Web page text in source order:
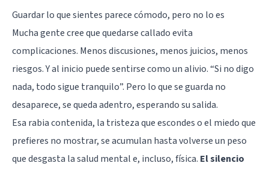
Guardar lo que sientes parece cómodo, pero no lo es
Mucha gente cree que quedarse callado evita
complicaciones. Menos discusiones, menos juicios, menos
riesgos. Y al inicio puede sentirse como un alivio. “Si no digo
nada, todo sigue tranquilo”. Pero lo que se guarda no
desaparece, se queda adentro, esperando su salida.
Esa rabia contenida, la tristeza que escondes o el miedo que
prefieres no mostrar, se acumulan hasta volverse un peso
que desgasta la salud mental e, incluso, física. El silencio